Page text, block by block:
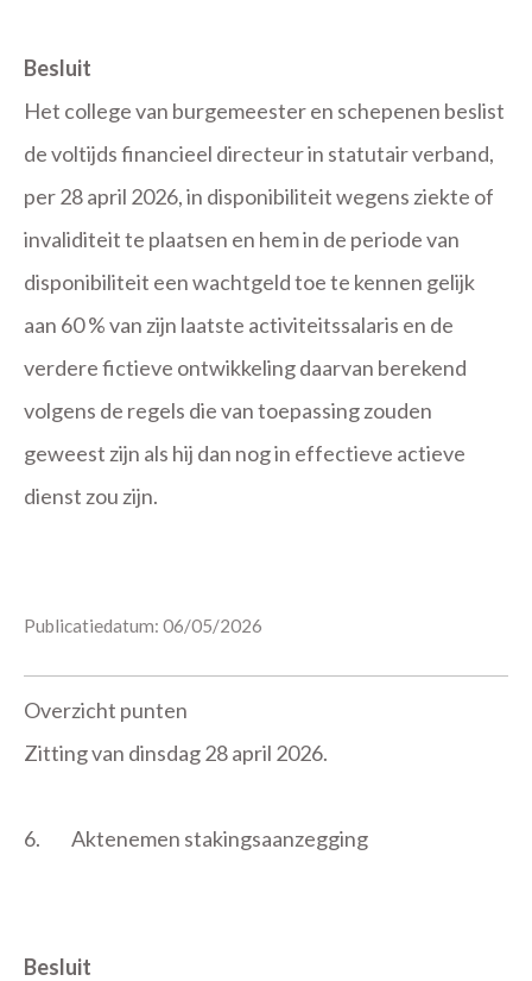
Besluit
Het college van burgemeester en schepenen beslist
de voltijds financieel directeur in statutair verband,
per 28 april 2026, in disponibiliteit wegens ziekte of
invaliditeit te plaatsen en hem in de periode van
disponibiliteit een wachtgeld toe te kennen gelijk
aan 60 % van zijn laatste activiteitssalaris en de
verdere fictieve ontwikkeling daarvan berekend
volgens de regels die van toepassing zouden
geweest zijn als hij dan nog in effectieve actieve
dienst zou zijn.
Publicatiedatum: 06/05/2026
Overzicht punten
Zitting van dinsdag 28 april 2026.
6. Aktenemen stakingsaanzegging
Besluit